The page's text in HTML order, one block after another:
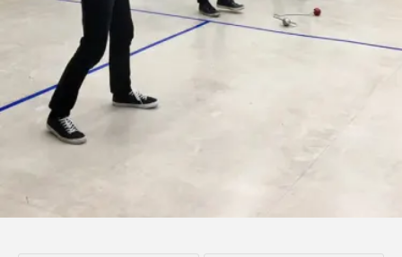
オンライン ボール クラブ リング
ディアボロ スティック
フラワースティック
ハット